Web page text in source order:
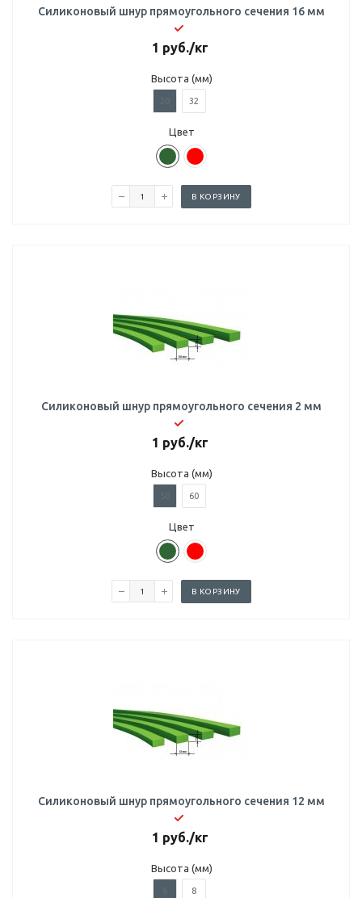
Силиконовый шнур прямоугольного сечения 16 мм
1 руб./кг
Высота (мм)
20 32
Цвет
В КОРЗИНУ
Силиконовый шнур прямоугольного сечения 2 мм
1 руб./кг
Высота (мм)
50 60
Цвет
В КОРЗИНУ
Силиконовый шнур прямоугольного сечения 12 мм
1 руб./кг
Высота (мм)
6 8